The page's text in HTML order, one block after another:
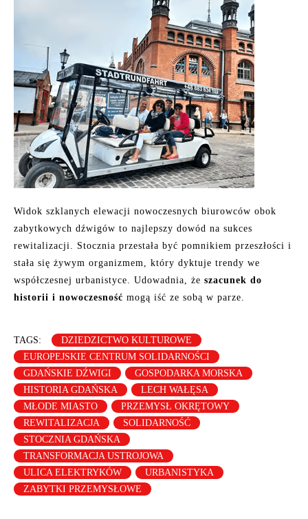
Widok szklanych elewacji nowoczesnych biurowców obok
zabytkowych dźwigów to najlepszy dowód na sukces
rewitalizacji. Stocznia przestała być pomnikiem przeszłości i
stała się żywym organizmem, który dyktuje trendy we
współczesnej urbanistyce. Udowadnia, że szacunek do
historii i nowoczesność mogą iść ze sobą w parze.
TAGS:
DZIEDZICTWO KULTUROWE
EUROPEJSKIE CENTRUM SOLIDARNOŚCI
GDAŃSKIE DŹWIGI
GOSPODARKA MORSKA
HISTORIA GDAŃSKA
LECH WAŁĘSA
MŁODE MIASTO
PRZEMYSŁ OKRĘTOWY
REWITALIZACJA
SOLIDARNOŚĆ
STOCZNIA GDAŃSKA
TRANSFORMACJA USTROJOWA
ULICA ELEKTRYKÓW
URBANISTYKA
ZABYTKI PRZEMYSŁOWE